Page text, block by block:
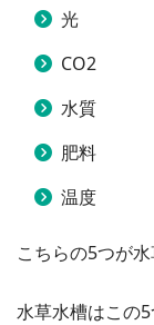
光
CO2
水質
肥料
温度
こちらの5つが
水草水槽はこの